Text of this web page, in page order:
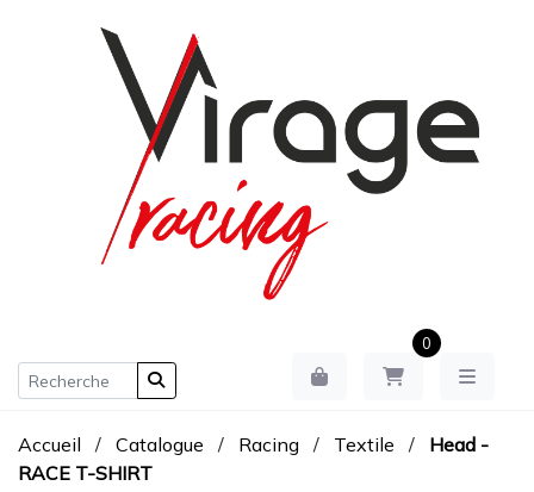
0
Accueil / Catalogue / Racing / Textile /
Head -
RACE T-SHIRT